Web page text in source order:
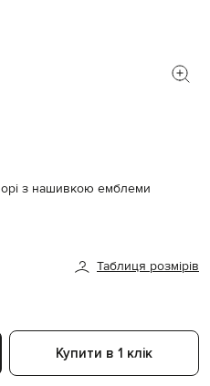
з нашивкою емблеми
Таблиця розмірів
Купити в 1 клік